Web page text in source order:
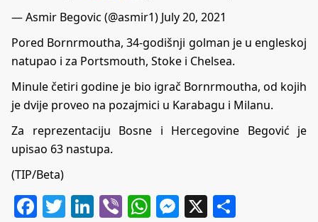
— Asmir Begovic (@asmir1) July 20, 2021
Pored Bornrmoutha, 34-godišnji golman je u engleskoj
natupao i za Portsmouth, Stoke i Chelsea.
Minule četiri godine je bio igrač Bornrmoutha, od kojih
je dvije proveo na pozajmici u Karabagu i Milanu.
Za reprezentaciju Bosne i Hercegovine Begović je
upisao 63 nastupa.
(TIP/Beta)
Facebook
Twitter
LinkedIn
ViberWhatsApp
Messenger
X